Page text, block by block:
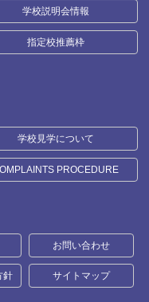
学校説明会情報
指定校推薦枠
学校見学について
PROCEDURE
お問い合わせ
針 サイトマップ